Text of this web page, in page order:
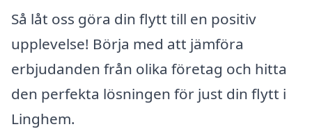
Så låt oss göra din flytt till en positiv
upplevelse! Börja med att jämföra
erbjudanden från olika företag och hitta
den perfekta lösningen för just din flytt i
Linghem.